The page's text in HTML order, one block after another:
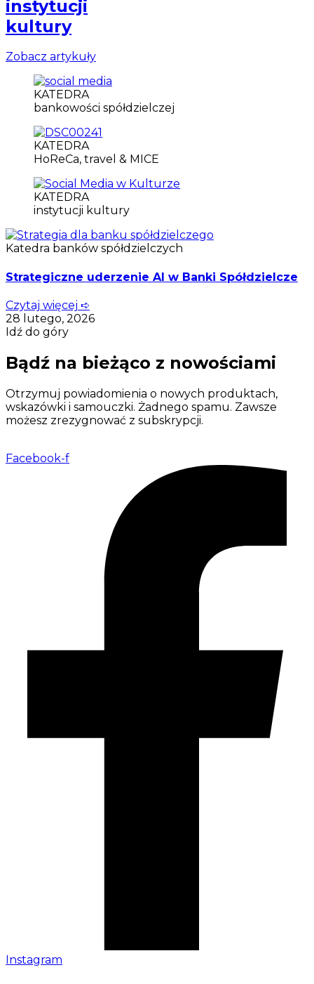
instytucji
kultury
Zobacz artykuły
KATEDRA
bankowości spółdzielczej
KATEDRA
HoReCa, travel & MICE
KATEDRA
instytucji kultury
Katedra banków spółdzielczych
Strategiczne uderzenie AI w Banki Spółdzielcze
Czytaj więcej ➪
28 lutego, 2026
Idź do góry
Bądź na bieżąco z nowościami
Otrzymuj powiadomienia o nowych produktach,
wskazówki i samouczki. Żadnego spamu. Zawsze
możesz zrezygnować z subskrypcji.
Facebook-f
Instagram